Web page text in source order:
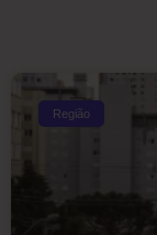
Região